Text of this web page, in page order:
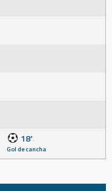
18'
Gol de cancha